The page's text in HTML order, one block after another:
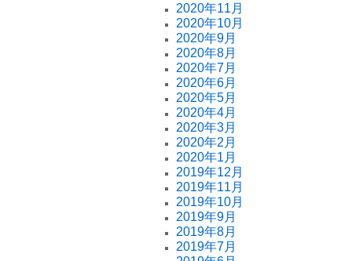
2020年11月
2020年10月
2020年9月
2020年8月
2020年7月
2020年6月
2020年5月
2020年4月
2020年3月
2020年2月
2020年1月
2019年12月
2019年11月
2019年10月
2019年9月
2019年8月
2019年7月